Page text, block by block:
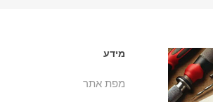
מידע
מפת אתר